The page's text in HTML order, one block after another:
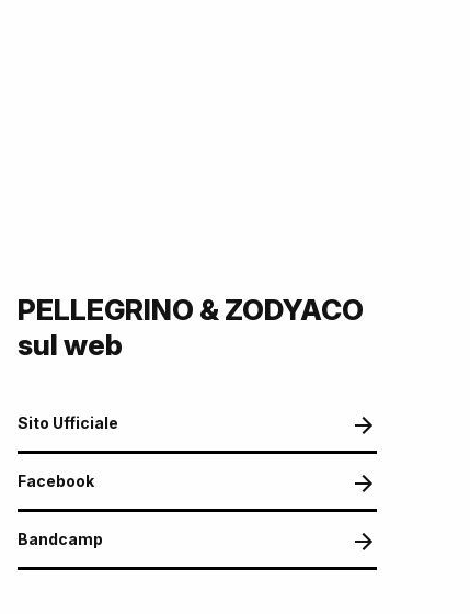
PELLEGRINO & ZODYACO
sul web
Sito Ufficiale
Facebook
Bandcamp